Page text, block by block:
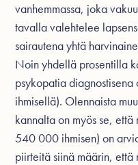
vanhemmassa, joka
tavalla valehtelee
sairautena yhtä
Noin yhdellä prosentilla
psykopatia
ihmisellä). Olennaista
kannalta on myös se,
540 000 ihmisen) on
piirteitä siinä määrin,